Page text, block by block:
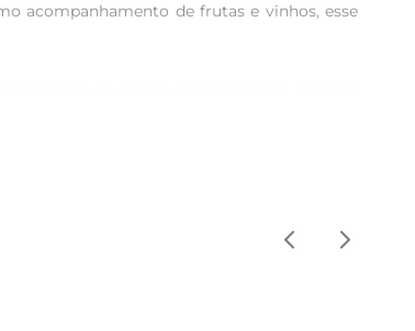
acompanhamento de frutas e vinhos, esse
com a excelência e a tradição no
despensa.